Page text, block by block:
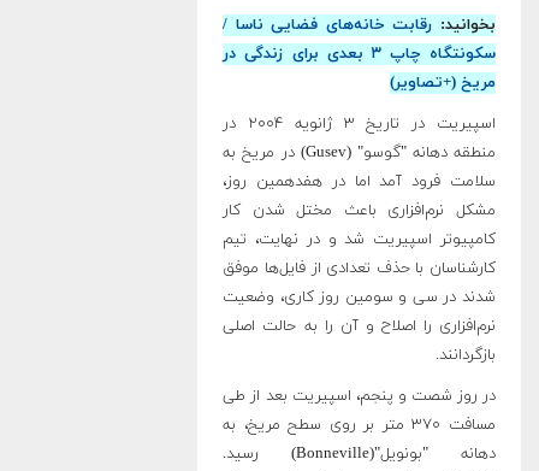
بخوانید: رقابت خانه‌های فضایی ناسا /
سکونتگاه چاپ ۳ بعدی برای زندگی در
مریخ (+تصاویر)
اسپیریت در تاریخ ۳ ژانویه ۲۰۰۴ در
منطقه دهانه "گوسو" (Gusev) در مریخ به
سلامت فرود آمد اما در هفدهمین روز،
مشکل نرم‌افزاری باعث مختل شدن کار
کامپیوتر اسپیریت شد و در نهایت، تیم
کارشناسان با حذف تعدادی از فایل‌ها موفق
شدند در سی و سومین روز کاری، وضعیت
نرم‌افزاری را اصلاح و آن را به حالت اصلی
بازگردانند.
در روز شصت و پنجم، اسپیریت بعد از طی
مسافت ۳۷۰ متر بر روی سطح مریخ، به
دهانه "بونویل"(Bonneville) رسید.